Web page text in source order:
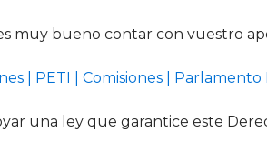
muy bueno contar con vuestro
| PETI | Comisiones |
una ley que garantice este